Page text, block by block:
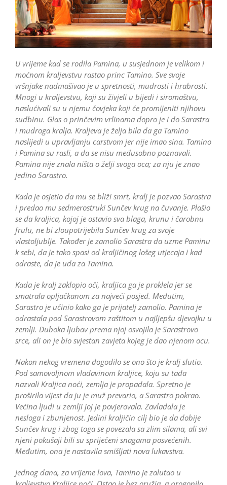
U vrijeme kad se rodila Pamina, u susjednom je velikom i
moćnom kraljevstvu rastao princ Tamino. Sve svoje
vršnjake nadmašivao je u spretnosti, mudrosti i hrabrosti.
Mnogi u kraljevstvu, koji su živjeli u bijedi i siromaštvu,
naslućivali su u njemu čovjeka koji će promijeniti njihovu
sudbinu. Glas o prinčevim vrlinama dopro je i do Sarastra
i mudroga kralja. Kraljeva je želja bila da ga Tamino
naslijedi u upravljanju carstvom jer nije imao sina. Tamino
i Pamina su rasli, a da se nisu međusobno poznavali.
Pamina nije znala ništa o želji svoga oca; za nju je znao
jedino Sarastro.
Kada je osjetio da mu se bliži smrt, kralj je pozvao Sarastra
i predao mu sedmerostruki Sunčev krug na čuvanje. Plašio
se da kraljica, kojoj je ostavio sva blaga, krunu i čarobnu
frulu, ne bi zloupotrijebila Sunčev krug za svoje
vlastoljublje. Također je zamolio Sarastra da uzme Paminu
k sebi, da je tako spasi od kraljičinog lošeg utjecaja i kad
odraste, da je uda za Tamina.
Kada je kralj zaklopio oči, kraljica ga je proklela jer se
smatrala opljačkanom za najveći posjed. Međutim,
Sarastro je učinio kako ga je prijatelj zamolio. Pamina je
odrastala pod Sarastrovom zaštitom u najljepšu djevojku u
zemlji. Duboka ljubav prema njoj osvojila je Sarastrovo
srce, ali on je bio svjestan zavjeta kojeg je dao njenom ocu.
Nakon nekog vremena dogodilo se ono što je kralj slutio.
Pod samovoljnom vladavinom kraljice, koju su tada
nazvali Kraljica noći, zemlja je propadala. Spretno je
proširila vijest da ju je muž prevario, a Sarastro pokrao.
Većina ljudi u zemlji joj je povjerovala. Zavladala je
nesloga i zbunjenost. Jedini kraljičin cilj bio je da dobije
Sunčev krug i zbog toga se povezala sa zlim silama, ali svi
njeni pokušaji bili su spriječeni snagama posvećenih.
Međutim, ona je nastavila smišljati nova lukavstva.
Jednog dana, za vrijeme lova, Tamino je zalutao u